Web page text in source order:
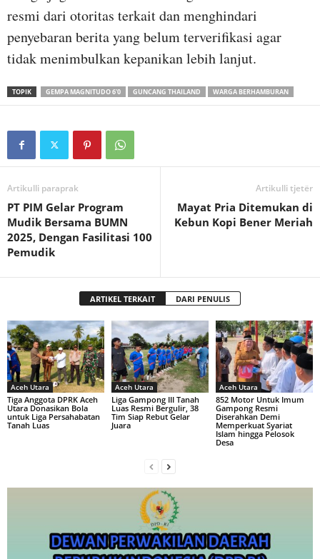
resmi dari otoritas terkait dan menghindari
penyebaran berita yang belum terverifikasi agar
tidak menimbulkan kepanikan lebih lanjut.
TOPIK GEMPA MAGNITUDO 6'0 GUNCANG THAILAND WARGA BERHAMBURAN
Artikulli paraprak
PT PIM Gelar Program
Mudik Bersama BUMN
2025, Dengan Fasilitasi 100
Pemudik
Artikulli tjetër
Mayat Pria Ditemukan di
Kebun Kopi Bener Meriah
ARTIKEL TERKAIT DARI PENULIS
Aceh Utara
Tiga Anggota DPRK Aceh
Utara Donasikan Bola
untuk Liga Persahabatan
Tanah Luas
Aceh Utara
Liga Gampong III Tanah
Luas Resmi Bergulir, 38
Tim Siap Rebut Gelar
Juara
Aceh Utara
852 Motor Untuk Imum
Gampong Resmi
Diserahkan Demi
Memperkuat Syariat
Islam hingga Pelosok
Desa